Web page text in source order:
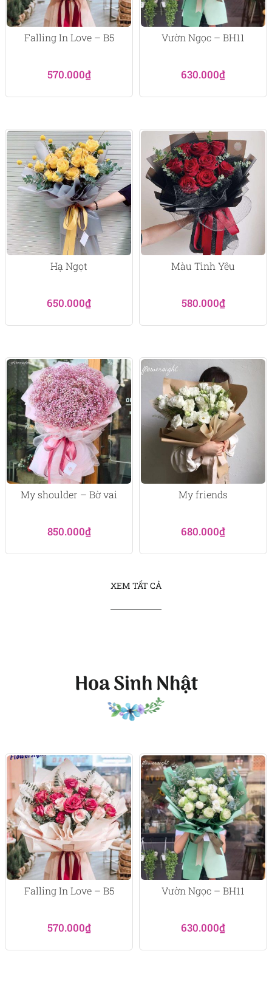
Falling In Love – B5
570.000₫
Vườn Ngọc – BH11
630.000₫
Hạ Ngọt
650.000₫
Màu Tình Yêu
580.000₫
My shoulder – Bờ vai
850.000₫
My friends
680.000₫
XEM TẤT CẢ
Hoa Sinh Nhật
Falling In Love – B5
570.000₫
Vườn Ngọc – BH11
630.000₫